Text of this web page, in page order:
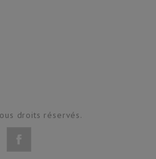
droits réservés.